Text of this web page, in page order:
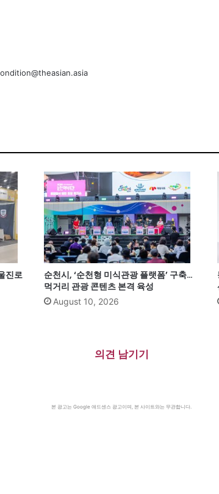
진로
순천시, ‘순천형 미식관광 플랫폼’ 구축…
먹거리 관광 콘텐츠 본격 육성
August 10, 2026
의견 남기기
본 광고는 Google 애드센스 광고이며, 본 사이트와는 무관합니다.